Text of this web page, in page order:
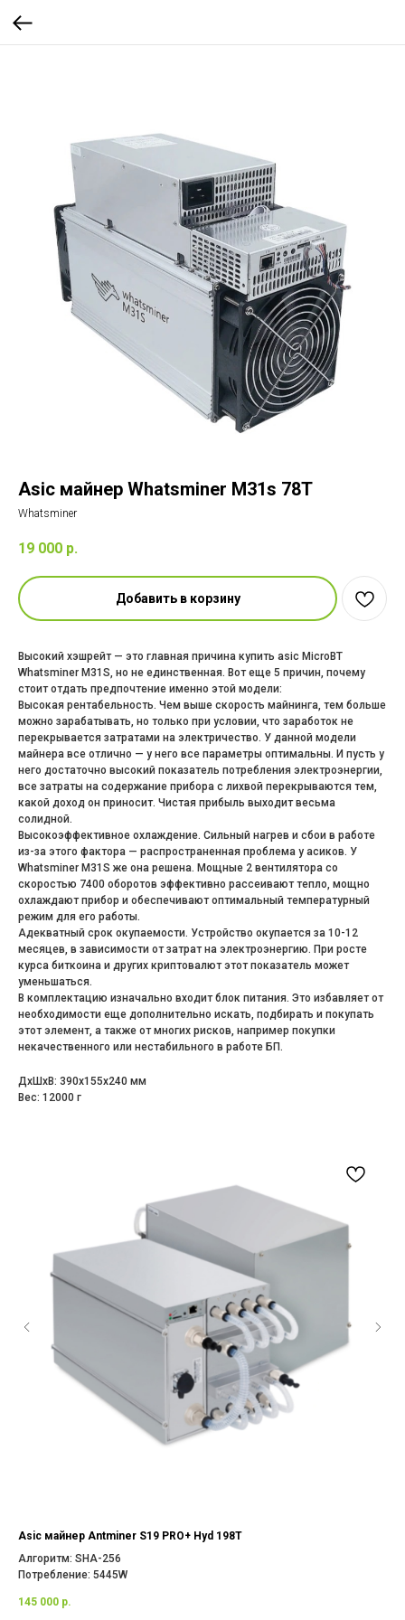
Asic майнер Whatsminer M31s 78T
Whatsminer
19 000 р.
Добавить в корзину
Высокий хэшрейт — это главная причина купить asic MicroBT
Whatsminer M31S, но не единственная. Вот еще 5 причин, почему
стоит отдать предпочтение именно этой модели:
Высокая рентабельность. Чем выше скорость майнинга, тем больше
можно зарабатывать, но только при условии, что заработок не
перекрывается затратами на электричество. У данной модели
майнера все отлично — у него все параметры оптимальны. И пусть у
него достаточно высокий показатель потребления электроэнергии,
все затраты на содержание прибора с лихвой перекрываются тем,
какой доход он приносит. Чистая прибыль выходит весьма
солидной.
Высокоэффективное охлаждение. Сильный нагрев и сбои в работе
из-за этого фактора — распространенная проблема у асиков. У
Whatsminer M31S же она решена. Мощные 2 вентилятора со
скоростью 7400 оборотов эффективно рассеивают тепло, мощно
охлаждают прибор и обеспечивают оптимальный температурный
режим для его работы.
Адекватный срок окупаемости. Устройство окупается за 10-12
месяцев, в зависимости от затрат на электроэнергию. При росте
курса биткоина и других криптовалют этот показатель может
уменьшаться.
В комплектацию изначально входит блок питания. Это избавляет от
необходимости еще дополнительно искать, подбирать и покупать
этот элемент, а также от многих рисков, например покупки
некачественного или нестабильного в работе БП.
ДxШxВ: 390x155x240 мм
Вес: 12000 г
Asic майнер Antminer S19 PRO+ Hyd 198T
Алгоритм: SHA-256
Потребление: 5445W
145 000 р.